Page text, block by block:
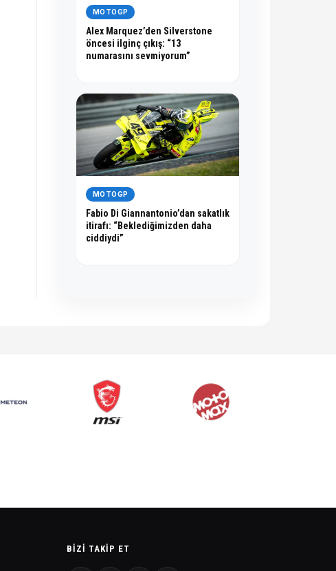
MOTOGP
Alex Marquez’den Silverstone
öncesi ilginç çıkış: “13
numarasını sevmiyorum”
MOTOGP
Fabio Di Giannantonio’dan sakatlık
itirafı: “Beklediğimizden daha
ciddiydi”
BIZI TAKIP ET